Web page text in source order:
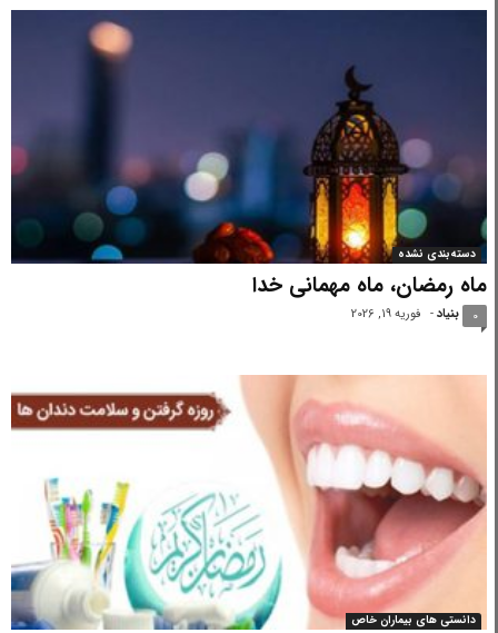
دسته‌بندی نشده
ماه رمضان، ماه مهمانی خدا
بنیاد - فوریه 19, 2026 0
دانستی های بیماران خاص